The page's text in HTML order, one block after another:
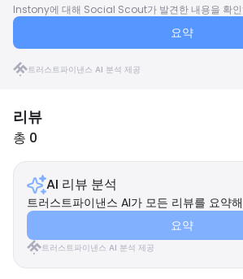
Instony에 대해 Social Scout가 발견한 내용을 확인
요약
트러스트파이낸스 AI 분석 제공
리뷰
총 0
AI 리뷰 분석
트러스트파이낸스 AI가 모든 리뷰를 요약
요약
트러스트파이낸스 AI 분석 제공